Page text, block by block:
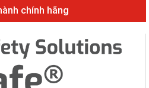
chính hãng